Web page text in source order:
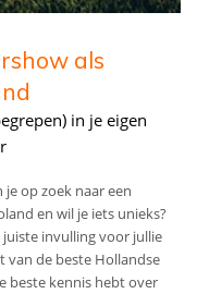
als
in je eigen
je op zoek naar een
en wil je iets unieks?
juiste invulling voor jullie
van de beste Hollandse
beste kennis hebt over